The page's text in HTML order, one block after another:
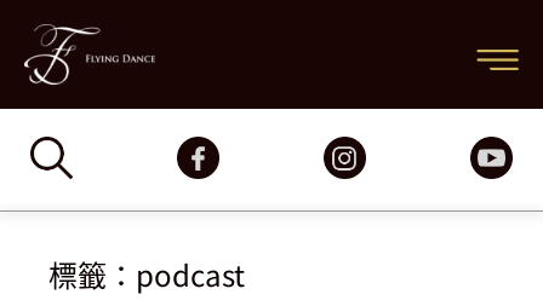
要
要
選
單
標籤：podcast